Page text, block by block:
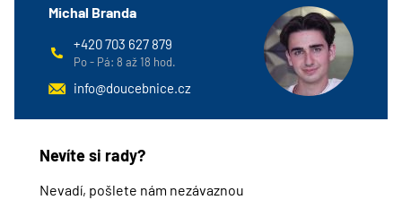
Michal Branda
+420 703 627 879
Po - Pá: 8 až 18 hod.
info@doucebnice.cz
Nevíte si rady?
Nevadí, pošlete nám nezávaznou